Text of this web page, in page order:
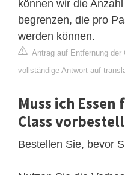
können wir die
begrenzen, die pro
werden können.
Antrag auf Entfernung der
vollständige Antwort auf
Muss ich
Class
Bestellen Sie, bevor